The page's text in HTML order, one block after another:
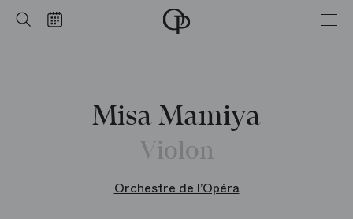
Rechercher
Calendrier Accueil
Misa Mamiya
Violon
Orchestre de l’Opéra